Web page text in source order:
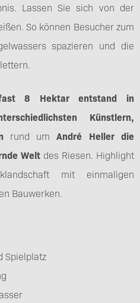
Lassen Sie sich von der
So können Besucher zum
spazieren und die
8 Hektar entstand in
Künstlern,
rund umAndré Heller die
Welt des Riesen. Highlight
mit einmaligen
Bauwerken.
Spielplatz